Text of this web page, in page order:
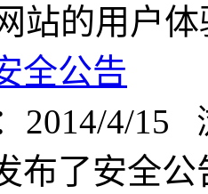
站的用户
全公告
2014/4/15
布了安全